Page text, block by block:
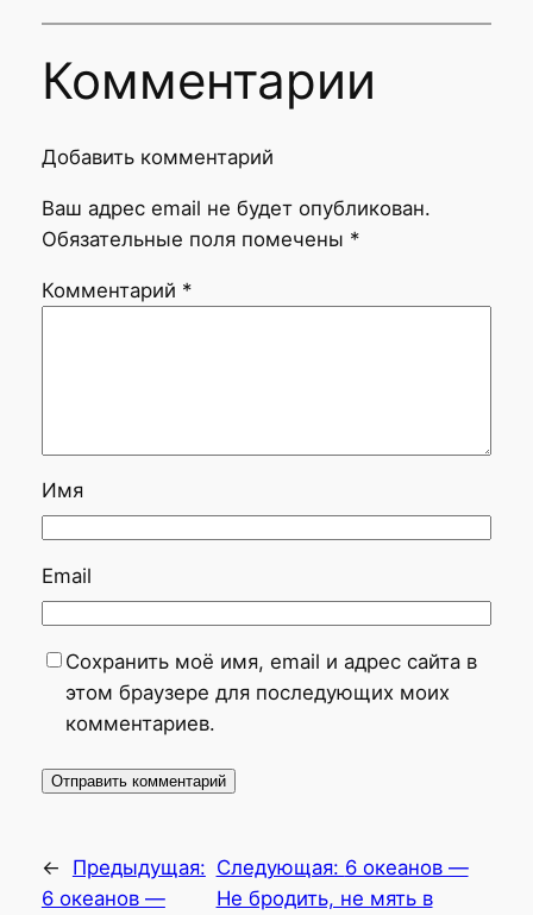
Комментарии
Добавить комментарий
Ваш адрес email не будет опубликован.
Обязательные поля помечены *
Комментарий *
Имя
Email
Сохранить моё имя, email и адрес сайта в
этом браузере для последующих моих
комментариев.
←
Предыдущая:
6 океанов —
Следующая: 6 океанов —
Не бродить, не мять в